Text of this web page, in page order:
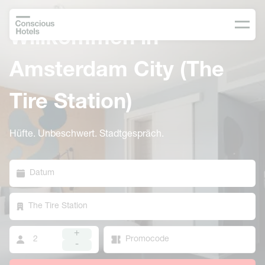
Willkommen in
Amsterdam City (The
Tire Station)
Hüfte. Unbeschwert. Stadtgespräch.
Datum
The Tire Station
+
-